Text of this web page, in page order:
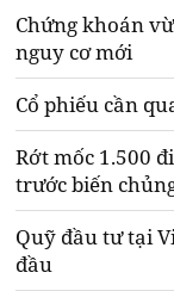
Chứng khoán
nguy cơ mới
Cổ phiếu cần
Rớt mốc 1.500
trước biến
Quỹ đầu tư tại
đầu